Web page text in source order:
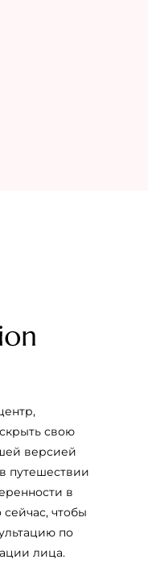
свою
версией
путешествии
в
чтобы
по
лица.